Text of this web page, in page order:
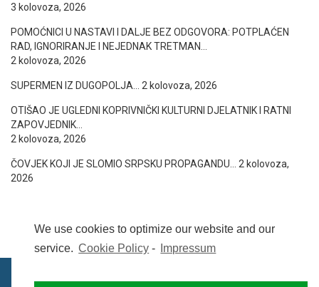
We use cookies to optimize our website and our
service. Cookie Policy - Impressum
3 kolovoza, 2026
POMOĆNICI U NASTAVI I DALJE BEZ ODGOVORA: POTPLAĆEN
RAD, IGNORIRANJE I NEJEDNAK TRETMAN…
2 kolovoza, 2026
SUPERMEN IZ DUGOPOLJA… 2 kolovoza, 2026
OTIŠAO JE UGLEDNI KOPRIVNIČKI KULTURNI DJELATNIK I RATNI
ZAPOVJEDNIK…
2 kolovoza, 2026
ČOVJEK KOJI JE SLOMIO SRPSKU PROPAGANDU…
2 kolovoza,
2026